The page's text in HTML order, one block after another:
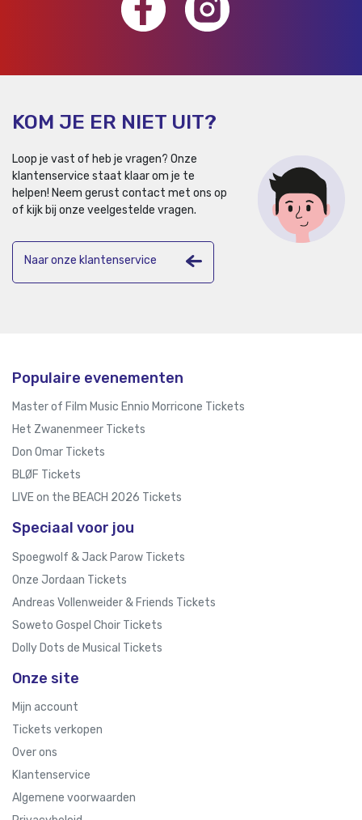
KOM JE ER NIET UIT?
Loop je vast of heb je vragen? Onze
klantenservice staat klaar om je te
helpen! Neem gerust contact met ons op
of kijk bij onze veelgestelde vragen.
Naar onze klantenservice
Populaire evenementen
Master of Film Music Ennio Morricone Tickets
Het Zwanenmeer Tickets
Don Omar Tickets
BLØF Tickets
LIVE on the BEACH 2026 Tickets
Speciaal voor jou
Spoegwolf & Jack Parow Tickets
Onze Jordaan Tickets
Andreas Vollenweider & Friends Tickets
Soweto Gospel Choir Tickets
Dolly Dots de Musical Tickets
Onze site
Mijn account
Tickets verkopen
Over ons
Klantenservice
Algemene voorwaarden